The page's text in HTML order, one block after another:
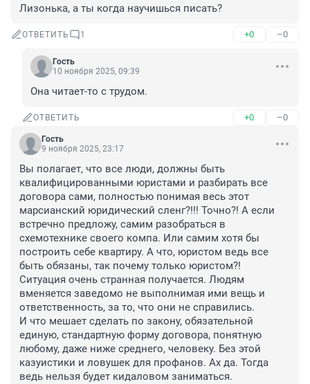
Лизонька, а ты когда научишься писать?
ОТВЕТИТЬ 1 +0 –0
Гость
10 ноября 2025, 09:39
Она читает-то с трудом.
ОТВЕТИТЬ +0 –0
Гость
9 ноября 2025, 23:17
Вы полагает, что все люди, должны быть
квалифицированными юристами и разбирать все
договора сами, полностью понимая весь этот
марсианский юридический сленг?!!! Точно?! А если
встречно предложу, самим разобраться в
схемотехнике своего компа. Или самим хотя бы
построить себе квартиру. А что, юристом ведь все
быть обязаны, так почему только юристом?!
Ситуация очень странная получается. Людям
вменяется заведомо не выполнимая ими вещь и
ответственность, за то, что они не справились.
И что мешает сделать по закону, обязательной
единую, стандартную форму договора, понятную
любому, даже ниже среднего, человеку. Без этой
казуистики и ловушек для профанов. Ах да. Тогда
ведь нельзя будет кидаловом заниматься.